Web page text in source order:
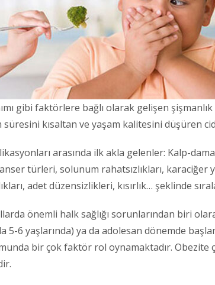
gibi faktörlere bağlı olarak gelişen
süresini kısaltan ve yaşam kalitesini düşüren
arasında ilk akla gelenler: Kalp-
türleri, solunum rahatsızlıkları, karaciğer
adet düzensizlikleri, kısırlık… şeklinde
önemli halk sağlığı sorunlarından biri
5-6 yaşlarında) ya da adolesan dönemde
bir çok faktör rol oynamaktadır.